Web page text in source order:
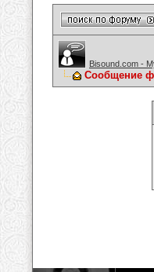
Bisound.com -
Сообщение